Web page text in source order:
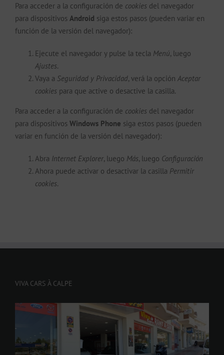
Para acceder a la configuración de cookies del navegador
para dispositivos Android siga estos pasos (pueden variar en
función de la versión del navegador):
Ejecute el navegador y pulse la tecla Menú, luego
Ajustes.
Vaya a Seguridad y Privacidad, verá la opción Aceptar
cookies para que active o desactive la casilla.
Para acceder a la configuración de cookies del navegador
para dispositivos Windows Phone siga estos pasos (pueden
variar en función de la versión del navegador):
Abra Internet Explorer, luego Más, luego Configuración
Ahora puede activar o desactivar la casilla Permitir
cookies.
VIVA CARS À CALPE